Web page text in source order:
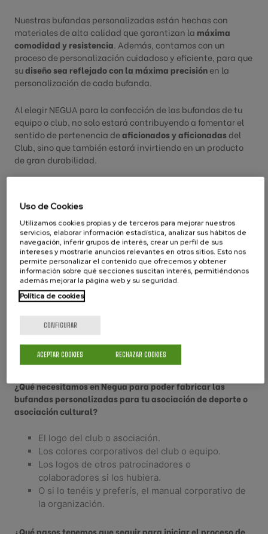
Nuestras bufandas personalizadas están hechas con
materiales de alta calidad que garantizan la máxima
comodidad y resistencia. Además, contamos con un
proceso de personalización cuidadoso y eficiente, para que
sudiseño sea reflejado con la máxima precisiónen la
personalización de cada bufanda.
Al elegir NEGUA para la confección de las bufandas de tu
equipo o club, no solo estará contribuyendo a fomentar el
sentido de pertenencia deaficionados y aficionadasdel
Club, sino que también estará invirtiendo en un producto
de gran durabilidad.
bajos los mismos colores.
¡Contáctanos hoy mismo para más información y un
presupuesto sin compromiso!
¿Tienes una idea?
¿Cuántas bufandas personalizadas necesitas?
¡Ponte en contacto con nosotras!
...................
¿Qué necesitamos en Negua para poder fabricar las
bufandas personalizadas para tu asociación de deporte o
asociación cultural?
El logo del club o asociación.
Los colores corporativos del club o equipo.
Los logos de otros patrocinadores o
colaboradores si los hubiera.
O si lo tenéis y preferís, el manual corporativo de
la organización.
¿Qué pasos tenemos que seguir para iniciar el proceso de
Uso de Cookies
Utilizamos cookies propias y de terceros para mejorar nuestros
servicios, elaborar información estadística, analizar sus hábitos de
navegación, inferir grupos de interés, crear un perfil de sus
intereses y mostrarle anuncios relevantes en otros sitios. Esto nos
permite personalizar el contenido que ofrecemos y obtener
información sobre qué secciones suscitan interés, permitiéndonos
además mejorar la página web y su seguridad.
Política de cookies
CONFIGURAR
RECHAZAR COOKIES
ACEPTAR COOKIES